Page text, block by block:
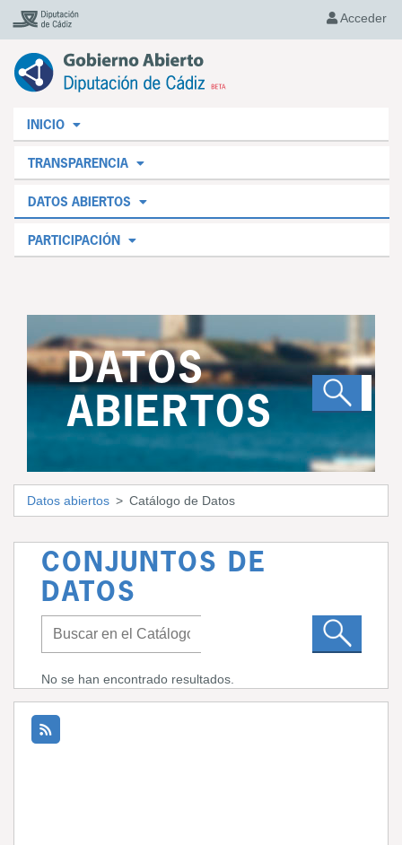
Acceder
INICIO
TRANSPARENCIA
DATOS ABIERTOS
PARTICIPACIÓN
DATOS
ABIERTOS
Datos abiertos Catálogo de Datos
CONJUNTOS DE
DATOS
No se han encontrado resultados.